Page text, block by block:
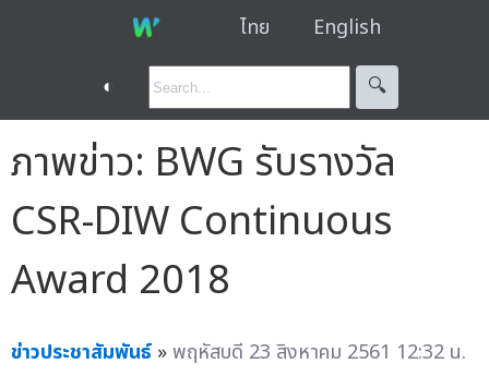
ไทย English
◐ 🔍︎
ภาพข่าว: BWG รับรางวัล
CSR-DIW Continuous
Award 2018
ข่าวประชาสัมพันธ์ »พฤหัสบดี 23 สิงหาคม 2561 12:32 น.